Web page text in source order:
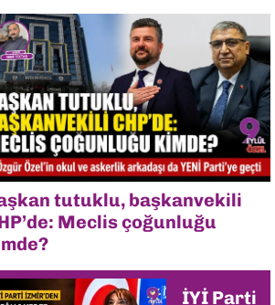
tutuklu, başkanvekili
Meclis çoğunluğu
İYİ Parti